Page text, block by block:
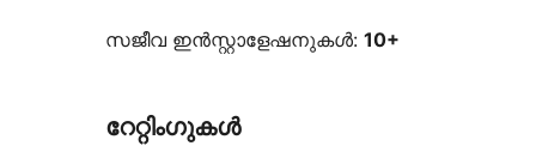
സജീവ ഇൻസ്റ്റാളേഷനുകൾ: 10+
റേറ്റിംഗുകൾ